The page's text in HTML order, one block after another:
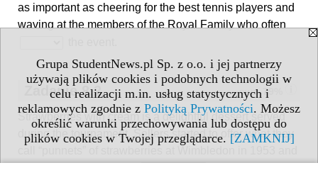
Grupa StudentNews.pl Sp. z o.o. i jej partnerzy
używają plików cookies i podobnych technologii w
celu realizacji m.in. usług statystycznych i
reklamowych zgodnie z Polityką Prywatności. Możesz
określić warunki przechowywania lub dostępu do
plików cookies w Twojej przeglądarce. [ZAMKNIJ]
as important as cheering for the best tennis players and
waving at the members of the Royal Family who often
pwz: 79%
Zadanie 8.2.
Strawberries with cream is a delightful dessert served
during the tournament. Sellers started to offer what they